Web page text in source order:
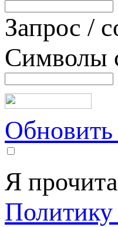
Запрос /
Символы
Обновить
Я